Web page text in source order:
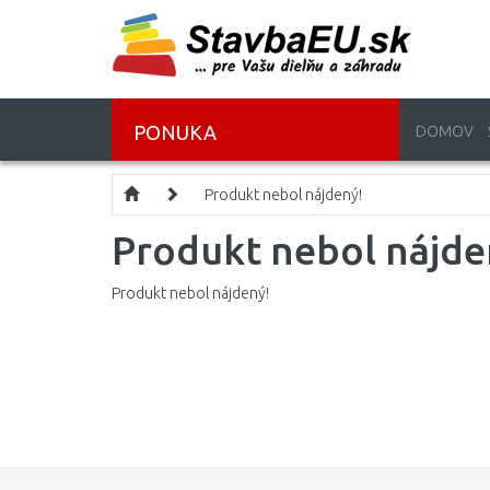
PONUKA DOMOV
Produkt nebol nájdený!
Produkt nebol
Produkt nebol nájdený!